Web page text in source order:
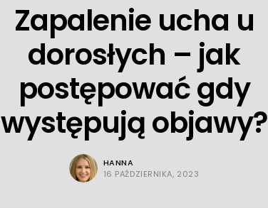
Zapalenie ucha u
dorosłych – jak
postępować gdy
występują objawy?
HANNA
16 PAŹDZIERNIKA, 2023